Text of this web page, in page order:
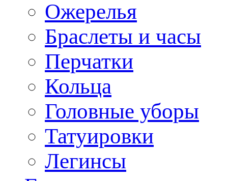
Ожерелья
Браслеты и часы
Перчатки
Кольца
Головные уборы
Татуировки
Легинсы